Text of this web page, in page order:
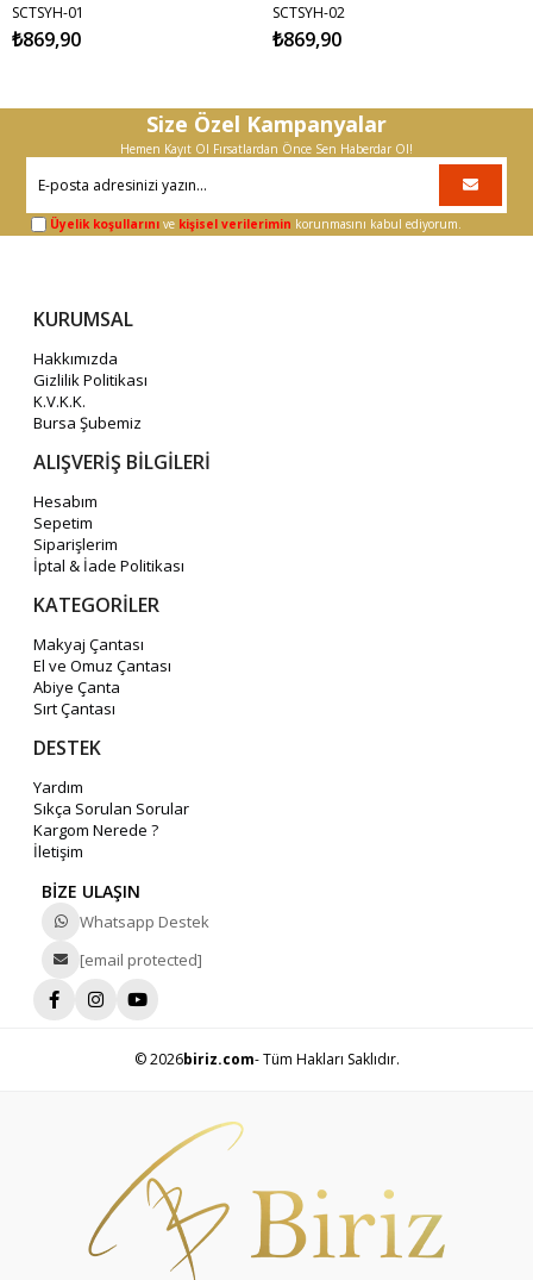
SCTSYH-01
₺869,90
SCTSYH-02
₺869,90
Size Özel Kampanyalar
Hemen Kayıt Ol Fırsatlardan Önce Sen Haberdar Ol!
Üyelik koşullarını ve kişisel verilerimin korunmasını kabul ediyorum.
KURUMSAL
Hakkımızda
Gizlilik Politikası
K.V.K.K.
Bursa Şubemiz
ALIŞVERİŞ BİLGİLERİ
Hesabım
Sepetim
Siparişlerim
İptal & İade Politikası
KATEGORİLER
Makyaj Çantası
El ve Omuz Çantası
Abiye Çanta
Sırt Çantası
DESTEK
Yardım
Sıkça Sorulan Sorular
Kargom Nerede ?
İletişim
BİZE ULAŞIN
Whatsapp Destek
[email protected]
© 2026biriz.com- Tüm Hakları Saklıdır.